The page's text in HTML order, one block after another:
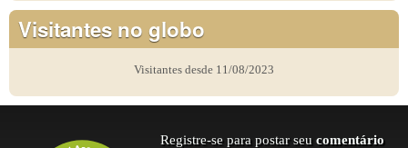
Visitantes no globo
Visitantes desde 11/08/2023
Registre-se para postar seu comentário